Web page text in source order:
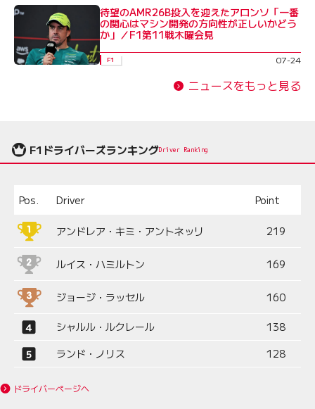
待望のAMR26B投入を迎えたアロンソ「一番
の関心はマシン開発の方向性が正しいかどう
か」／F1第11戦木曜会見
F1 07-24
ニュースをもっと見る
F1ドライバーズランキングDriver Ranking
Pos. Driver Point
アンドレア・キミ・アントネッリ 219
ルイス・ハミルトン 169
ジョージ・ラッセル 160
シャルル・ルクレール
138
ランド・ノリス
128
ドライバーページへ